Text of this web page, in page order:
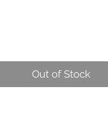
Out of Stock